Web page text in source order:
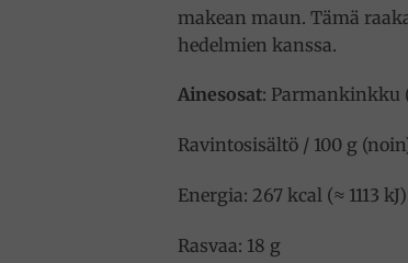
makean maun. Tämä
hedelmien kanssa.
Ainesosat: Parmankinkku
Ravintosisältö / 100 g
Energia: 267 kcal (≈ 1113 kJ)
Rasvaa: 18 g